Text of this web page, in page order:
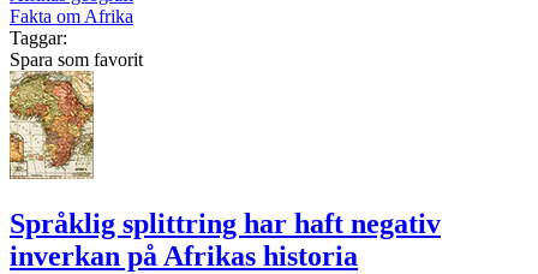
Fakta om Afrika
Taggar:
Spara som favorit
Språklig splittring har haft negativ
inverkan på Afrikas historia